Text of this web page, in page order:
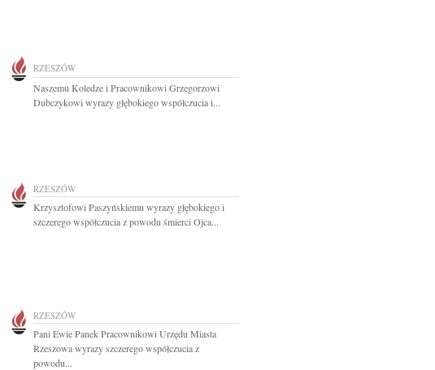
RZESZÓW
Naszemu Koledze i Pracownikowi Grzegorzowi
Dubczykowi wyrazy głębokiego współczucia i...
RZESZÓW
Krzysztofowi Paszyńskiemu wyrazy głębokiego i
szczerego współczucia z powodu śmierci Ojca...
RZESZÓW
Pani Ewie Panek Pracownikowi Urzędu Miasta
Rzeszowa wyrazy szczerego współczucia z
powodu...